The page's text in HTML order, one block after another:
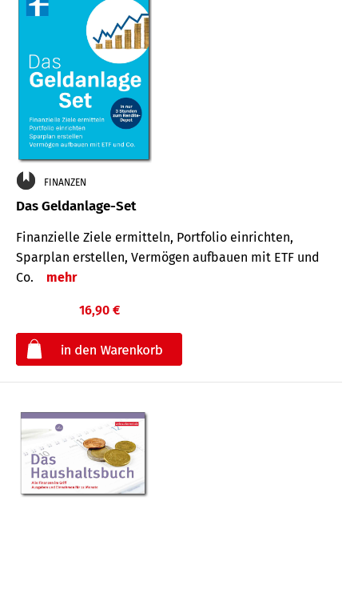
FINANZEN
Das Geldanlage-Set
Finanzielle Ziele ermitteln, Portfolio einrichten,
Sparplan erstellen, Vermögen aufbauen mit ETF und
Co.
mehr
16,90 €